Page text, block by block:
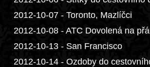
2012-10-07 - Toronto, Mazlíčci
2012-10-08 - ATC Dovolená na
2012-10-13 - San Francisco
2012-10-14 - Ozdoby do